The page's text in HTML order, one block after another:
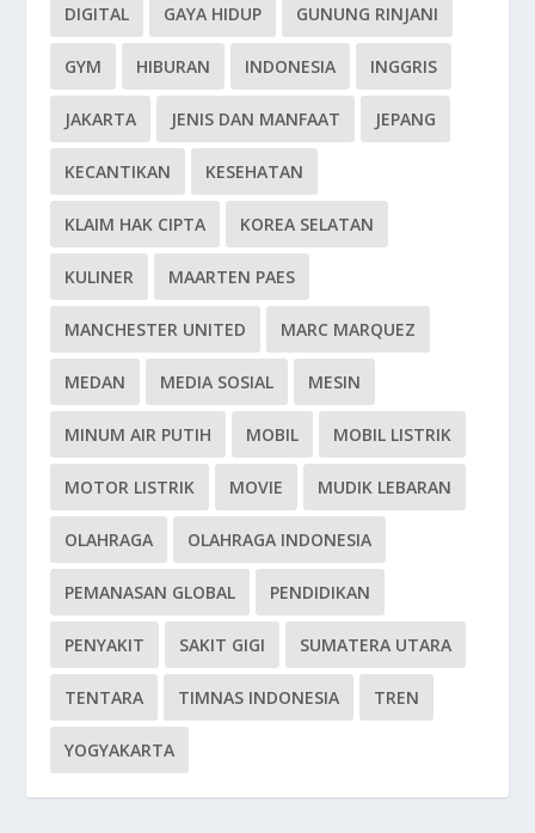
DIGITAL GAYA HIDUP GUNUNG RINJANI
GYM HIBURAN INDONESIA INGGRIS
JAKARTA JENIS DAN MANFAAT JEPANG
KECANTIKAN KESEHATAN
KLAIM HAK CIPTA KOREA SELATAN
KULINER MAARTEN PAES
MANCHESTER UNITED MARC MARQUEZ
MEDAN MEDIA SOSIAL MESIN
MINUM AIR PUTIH MOBIL MOBIL LISTRIK
MOTOR LISTRIK MOVIE MUDIK LEBARAN
OLAHRAGA OLAHRAGA INDONESIA
PEMANASAN GLOBAL PENDIDIKAN
PENYAKIT SAKIT GIGI SUMATERA UTARA
TENTARA TIMNAS INDONESIA TREN
YOGYAKARTA